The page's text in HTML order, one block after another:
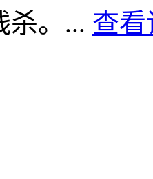
杀。... 查看